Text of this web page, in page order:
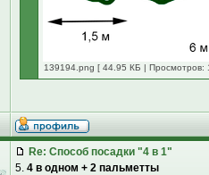
139194.png [ 44.95 КБ | Просмотров:
Re: Способ посадки "4 в 1"
5. 4 в одном + 2 пальметты